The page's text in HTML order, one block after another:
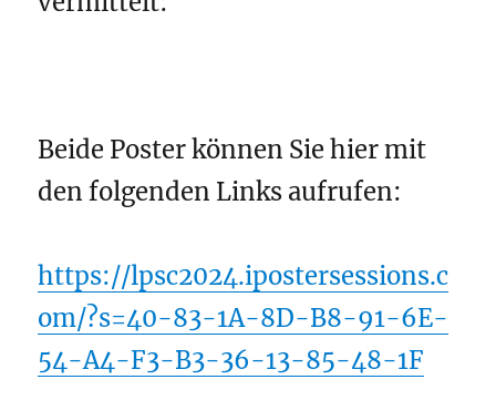
Beide Poster können Sie hier mit
den folgenden Links aufrufen:
https://lpsc2024.ipostersessions.c
om/?s=40-83-1A-8D-B8-91-6E-
54-A4-F3-B3-36-13-85-48-1F